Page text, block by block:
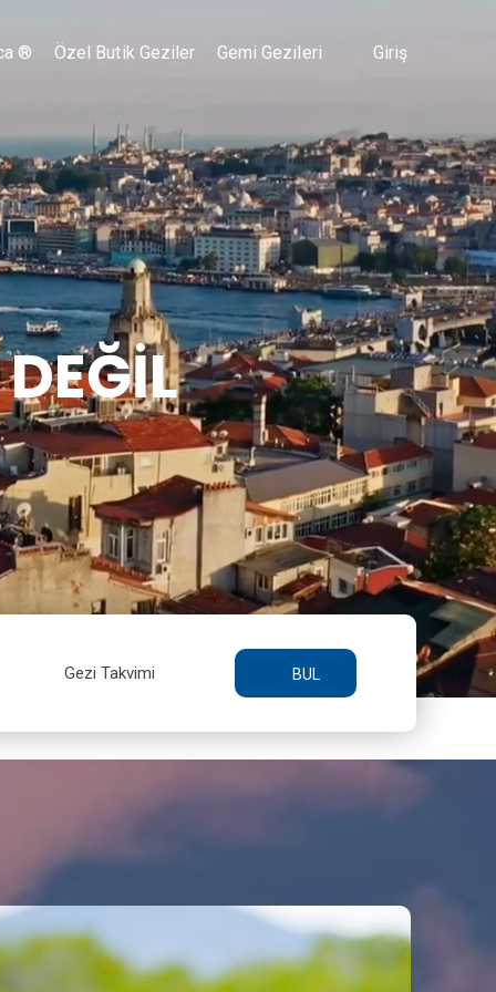
® Özel Butik Geziler Gemi Gezileri Giriş
Gezi Takvimi BUL